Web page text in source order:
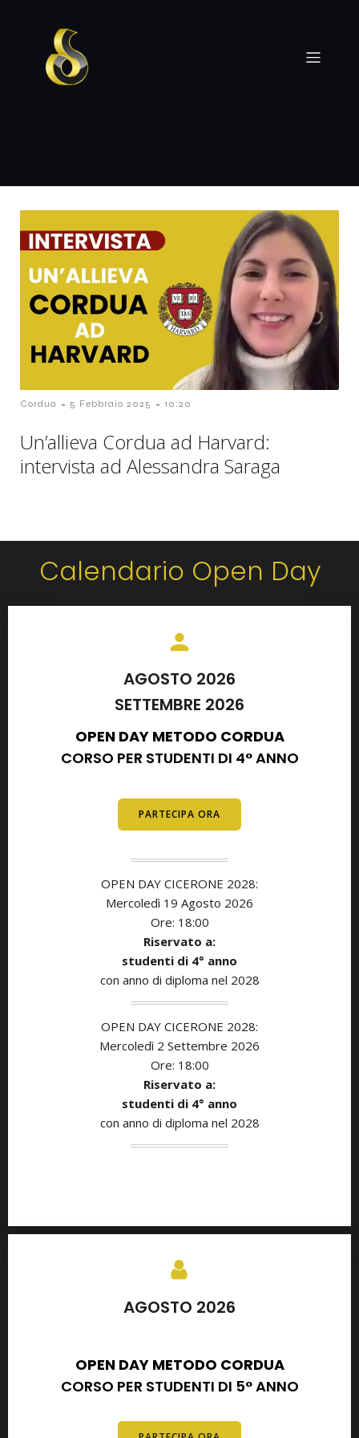
Cordua - 5 Febbraio 2025 - 10:20
Un’allieva Cordua ad Harvard:
intervista ad Alessandra Saraga
Calendario Open Day
AGOSTO 2026
SETTEMBRE 2026
OPEN DAY METODO CORDUA
CORSO PER STUDENTI DI 4° ANNO
PARTECIPA ORA
OPEN DAY CICERONE 2028:
Mercoledì 19 Agosto 2026
Ore: 18:00
Riservato a:
studenti di 4° anno
con anno di diploma nel 2028
OPEN DAY CICERONE 2028:
Mercoledì 2 Settembre 2026
Ore: 18:00
Riservato a:
studenti di 4° anno
con anno di diploma nel 2028
AGOSTO 2026
OPEN DAY METODO CORDUA
CORSO PER STUDENTI DI 5° ANNO